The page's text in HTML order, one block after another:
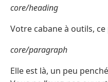
core/heading
Votre cabane à outils,
core/paragraph
Elle est là, un peu